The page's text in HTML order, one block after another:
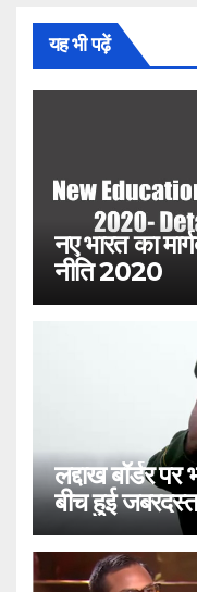
यह भी पढ़ें
नए भारत का
नीति 2020
लद्दाख बॉर्डर
बीच हुई